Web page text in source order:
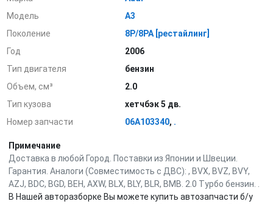
Модель
A3
Поколение
8P/8PA [рестайлинг]
Год
2006
Тип двигателя
бензин
Объем, см³
2.0
Тип кузова
хетчбэк 5 дв.
Номер запчасти
06A103340, .
Примечание
Доставка в любой Город. Поставки из Японии и Швеции.
Гарантия. Аналоги (Совместимость с ДВС): , BVX, BVZ, BVY,
AZJ, BDC, BGD, BEH, AXW, BLX, BLY, BLR, BMB. 2.0 Турбо бензин. .
В Нашей авторазборке Вы можете купить автозапчасти б/у